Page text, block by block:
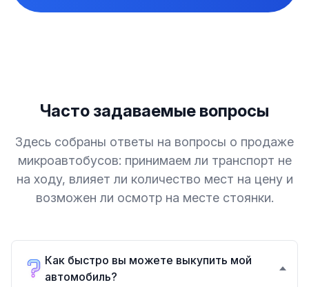
Часто задаваемые вопросы
Здесь собраны ответы на вопросы о продаже
микроавтобусов: принимаем ли транспорт не
на ходу, влияет ли количество мест на цену и
возможен ли осмотр на месте стоянки.
Как быстро вы можете выкупить мой
автомобиль?